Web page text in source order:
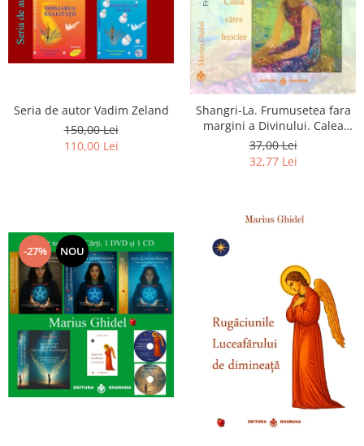
Seria de autor Vadim Zeland
150,00 Lei
110,00 Lei
Shangri-La. Frumusetea fara
margini a Divinului. Calea
catre fericire
37,00 Lei
32,77 Lei
-27% NOU